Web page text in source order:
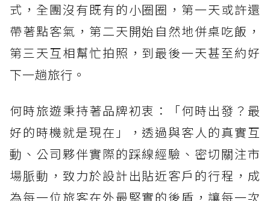
式，全團沒有既有的小圈圈，第一天或許還
帶著點客氣，第二天開始自然地併桌吃飯，
第三天互相幫忙拍照，到最後一天甚至約好
下一趟旅行。
何時旅遊秉持著品牌初衷：「何時出發？最
好的時機就是現在」，透過與客人的真實互
動、公司夥伴實際的踩線經驗、密切關注市
場脈動，致力於設計出貼近客戶的行程，成
為每一位旅客在外最堅實的後盾，讓每一次